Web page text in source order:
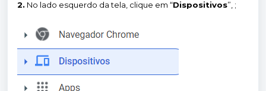
2. No lado esquerdo da tela, clique em “Dispositivos”, ;